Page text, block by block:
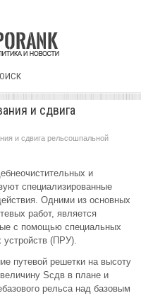
и сдвига
и сдвига рельсошпальной
и
специализированные
Одними из основных
работ, является
с помощью специальных
устройств (ПРУ).
путевой решетки на высоту
Sсдв в плане и
рельса над базовым